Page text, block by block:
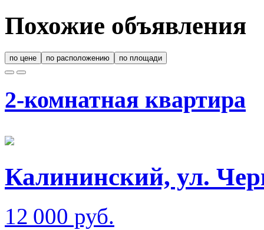
Похожие объявления
по цене по расположению по площади
2-комнатная квартира
Калининский, ул.
12 000 руб.